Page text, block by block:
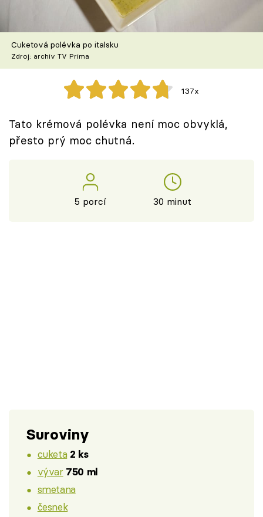
Škola vaření
Recepty z TV
Speciál: Cuketa
Těhotnej kuchař
Sledujte prima+
Cuketová polévka po italsku
Zdroj: archiv TV Prima
137x
Tato krémová polévka není moc obvyklá,
přesto prý moc chutná.
5 porcí 30 minut
Suroviny
cuketa 2 ks
vývar 750 ml
smetana
česnek